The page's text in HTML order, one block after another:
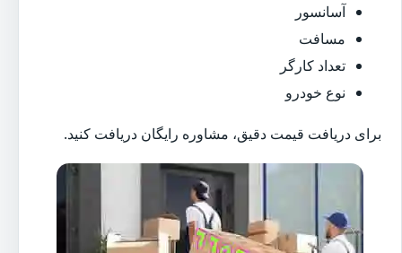
آسانسور
مسافت
تعداد کارگر
نوع خودرو
برای دریافت قیمت دقیق، مشاوره رایگان دریافت کنید.